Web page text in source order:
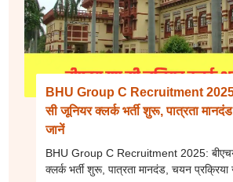
BHU Group C Recruitment
सी जूनियर क्लर्क भर्ती शुरू, पात्रता
जानें
BHU Group C Recruitment 2025:
क्लर्क भर्ती शुरू, पात्रता मानदंड, चयन प्रक्रिया